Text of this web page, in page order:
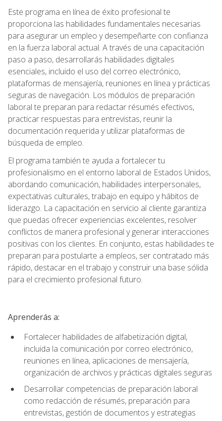
Este programa en línea de éxito profesional te
proporciona las habilidades fundamentales necesarias
para asegurar un empleo y desempeñarte con confianza
en la fuerza laboral actual. A través de una capacitación
paso a paso, desarrollarás habilidades digitales
esenciales, incluido el uso del correo electrónico,
plataformas de mensajería, reuniones en línea y prácticas
seguras de navegación. Los módulos de preparación
laboral te preparan para redactar résumés efectivos,
practicar respuestas para entrevistas, reunir la
documentación requerida y utilizar plataformas de
búsqueda de empleo.
El programa también te ayuda a fortalecer tu
profesionalismo en el entorno laboral de Estados Unidos,
abordando comunicación, habilidades interpersonales,
expectativas culturales, trabajo en equipo y hábitos de
liderazgo. La capacitación en servicio al cliente garantiza
que puedas ofrecer experiencias excelentes, resolver
conflictos de manera profesional y generar interacciones
positivas con los clientes. En conjunto, estas habilidades te
preparan para postularte a empleos, ser contratado más
rápido, destacar en el trabajo y construir una base sólida
para el crecimiento profesional futuro.
Aprenderás a:
Fortalecer habilidades de alfabetización digital,
incluida la comunicación por correo electrónico,
reuniones en línea, aplicaciones de mensajería,
organización de archivos y prácticas digitales seguras
Desarrollar competencias de preparación laboral
como redacción de résumés, preparación para
entrevistas, gestión de documentos y estrategias